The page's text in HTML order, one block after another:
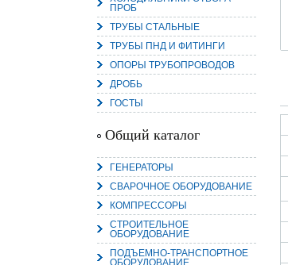
ПРОБ
ТРУБЫ СТАЛЬНЫЕ
ТРУБЫ ПНД И ФИТИНГИ
ОПОРЫ ТРУБОПРОВОДОВ
ДРОБЬ
ГОСТЫ
Общий каталог
ГЕНЕРАТОРЫ
СВАРОЧНОЕ ОБОРУДОВАНИЕ
КОМПРЕССОРЫ
СТРОИТЕЛЬНОЕ
ОБОРУДОВАНИЕ
ПОДЪЕМНО-ТРАНСПОРТНОЕ
ОБОРУДОВАНИЕ